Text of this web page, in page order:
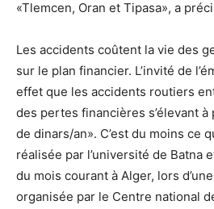
«Tlemcen, Oran et Tipasa», a
Les accidents coûtent la vie des
sur le plan financier. L’invité de
effet que les accidents routiers
des pertes financières s’élevant à
de dinars/an». C’est du moins ce
réalisée par l’université de Batna
du mois courant à Alger, lors
organisée par le Centre national